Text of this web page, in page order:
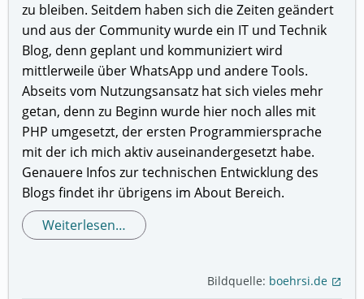
zu bleiben. Seitdem haben sich die Zeiten geändert
und aus der Community wurde ein IT und Technik
Blog, denn geplant und kommuniziert wird
mittlerweile über WhatsApp und andere Tools.
Abseits vom Nutzungsansatz hat sich vieles mehr
getan, denn zu Beginn wurde hier noch alles mit
PHP umgesetzt, der ersten Programmiersprache
mit der ich mich aktiv auseinandergesetzt habe.
Genauere Infos zur technischen Entwicklung des
Blogs findet ihr übrigens im About Bereich.
Weiterlesen…
Bildquelle: boehrsi.de open_in_new